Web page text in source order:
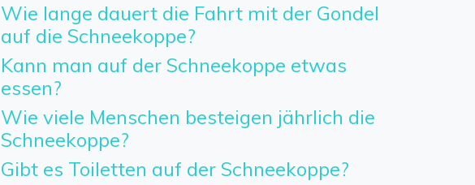
Wie lange dauert die Fahrt mit der Gondel
auf die Schneekoppe?
Kann man auf der Schneekoppe etwas
essen?
Wie viele Menschen besteigen jährlich die
Schneekoppe?
Gibt es Toiletten auf der Schneekoppe?